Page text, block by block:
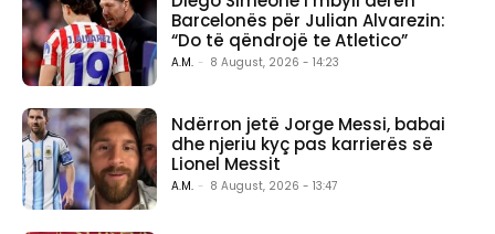
Barcelonës për Julian Alvarezin:
“Do të qëndrojë te Atletico”
A.M. - 8 August, 2026 - 14:23
Ndërron jetë Jorge Messi, babai
dhe njeriu kyç pas karrierës së
Lionel Messit
A.M. - 8 August, 2026 - 13:47